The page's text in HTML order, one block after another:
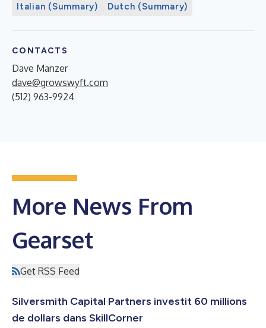
Italian (Summary)
Dutch (Summary)
CONTACTS
Dave Manzer
dave@growswyft.com
(512) 963-9924
More News From
Gearset
Get RSS Feed
Silversmith Capital Partners investit 60 millions
de dollars dans SkillCorner